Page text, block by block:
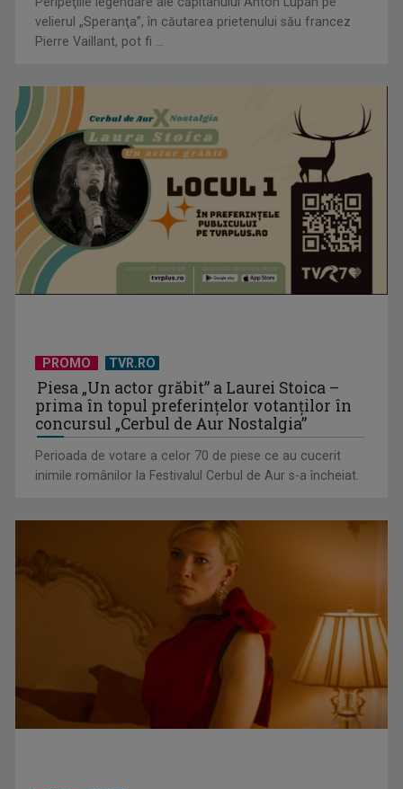
la TVR 1
Federația SANITAS suspendă temporar greva generală din
sistemul sanitar
velierul „Speranţa”, în căutarea prietenului său francez
Pierre Vaillant, pot fi ...
PROMO TVR.RO
Piesa „Un actor grăbit” a Laurei Stoica –
prima în topul preferinţelor votanţilor în
concursul „Cerbul de Aur Nostalgia”
Perioada de votare a celor 70 de piese ce au cucerit
inimile românilor la Festivalul Cerbul de Aur s-a încheiat.